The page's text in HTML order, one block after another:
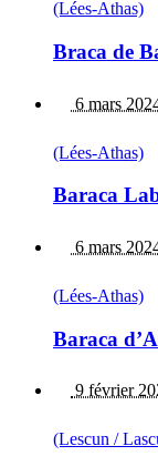
(Lées-Athas)
Braca de
6 mars
(Lées-Athas)
Baraca
6 mars
(Lées-Athas)
Baraca
9 février
(Lescun /